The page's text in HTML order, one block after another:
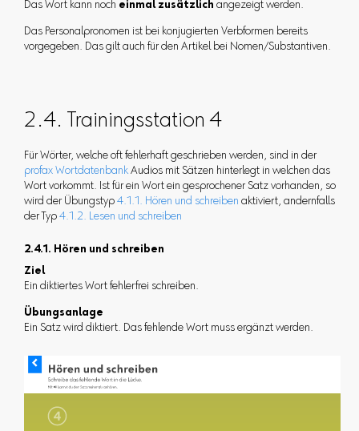
Das Wort kann noch einmal zusätzlich angezeigt werden.
Das Personalpronomen ist bei konjugierten Verbformen bereits
vorgegeben. Das gilt auch für den Artikel bei Nomen/Substantiven.
2.4. Trainingsstation 4
Für Wörter, welche oft fehlerhaft geschrieben werden, sind in der
profax WortdatenbankAudios mit Sätzen hinterlegt in welchen das
Wort vorkommt. Ist für ein Wort ein gesprochener Satz vorhanden, so
wird der Übungstyp 4.1.1. Hören und schreiben aktiviert, andernfalls
der Typ 4.1.2. Lesen und schreiben
2.4.1. Hören und schreiben
Ziel
Ein diktiertes Wort fehlerfrei schreiben.
Übungsanlage
Ein Satz wird diktiert. Das fehlende Wort muss ergänzt werden.